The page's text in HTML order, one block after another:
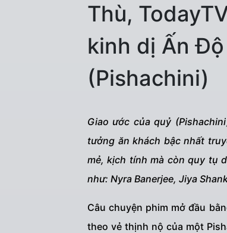
Thù,
kinh dị Ấn
(Pishachini)
Giao ước của quỷ
tưởng ăn khách bậc nhất
mẻ, kịch tính mà còn quy tụ
như: Nyra Banerjee, Jiya
Câu chuyện phim mở đầu
theo vẻ thịnh nộ của một